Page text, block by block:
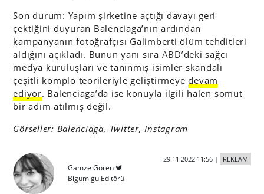
Son durum: Yapım şirketine açtığı davayı geri
çektiğini duyuran Balenciaga’nın ardından
kampanyanın fotoğrafçısı Galimberti ölüm tehditleri
aldığını açıkladı. Bunun yanı sıra ABD’deki sağcı
medya kuruluşları ve tanınmış isimler skandalı
çeşitli komplo teorileriyle geliştirmeye devam
ediyor. Balenciaga’da ise konuyla ilgili halen somut
bir adım atılmış değil.
Görseller: Balenciaga, Twitter, Instagram
Gamze Gören
Bigumigu Editörü
29.11.2022 11:56| REKLAM